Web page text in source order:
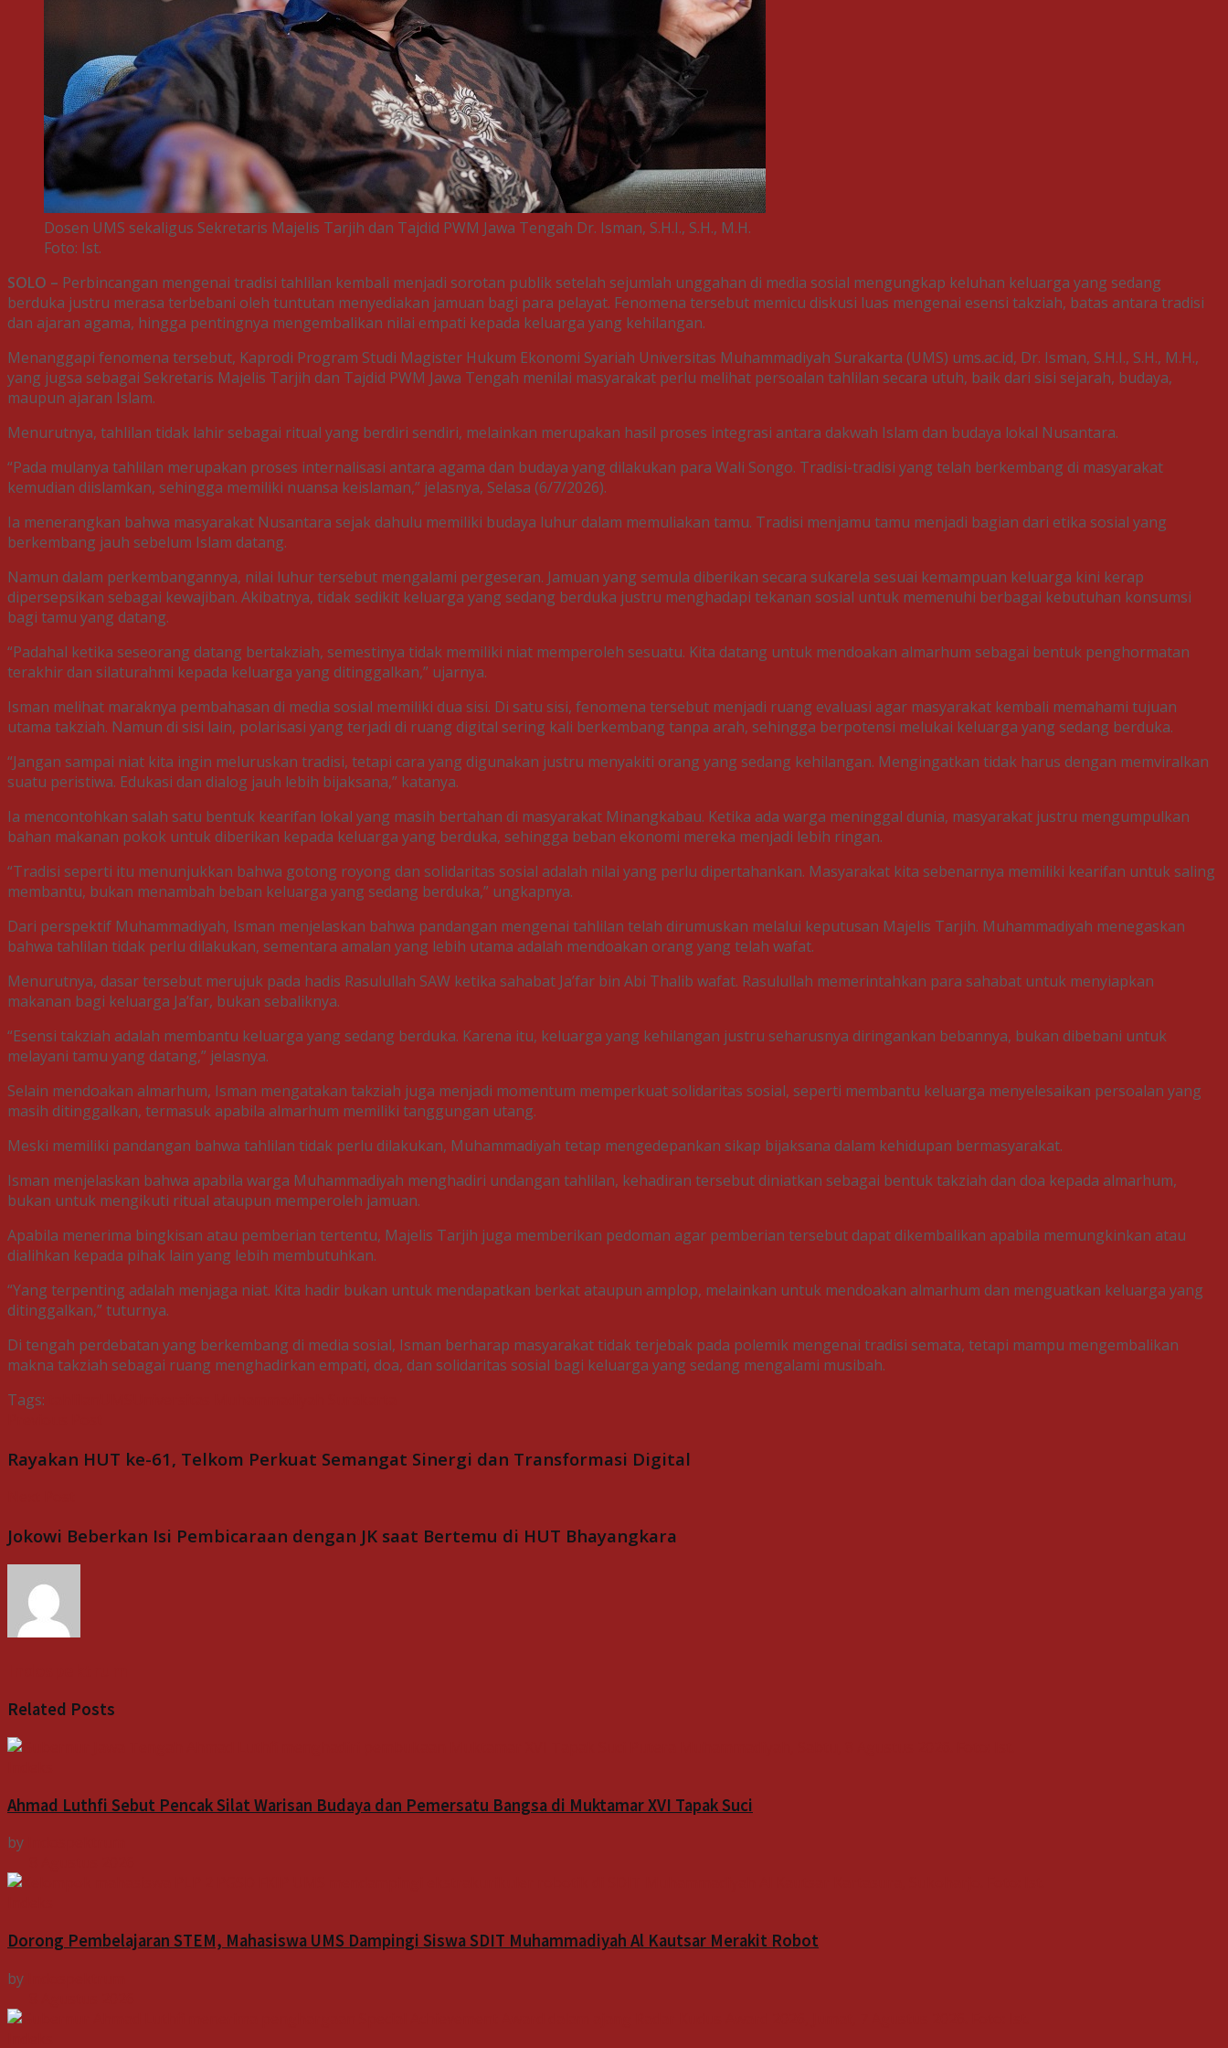
Dosen UMS sekaligus Sekretaris Majelis Tarjih dan Tajdid PWM Jawa Tengah Dr. Isman, S.H.I., S.H., M.H.
Foto: Ist.
SOLO – Perbincangan mengenai tradisi tahlilan kembali menjadi sorotan publik setelah sejumlah unggahan di media sosial mengungkap keluhan keluarga yang sedang
berduka justru merasa terbebani oleh tuntutan menyediakan jamuan bagi para pelayat. Fenomena tersebut memicu diskusi luas mengenai esensi takziah, batas antara tradisi
dan ajaran agama, hingga pentingnya mengembalikan nilai empati kepada keluarga yang kehilangan.
Menanggapi fenomena tersebut, Kaprodi Program Studi Magister Hukum Ekonomi Syariah Universitas Muhammadiyah Surakarta (UMS) ums.ac.id, Dr. Isman, S.H.I., S.H., M.H.,
yang jugsa sebagai Sekretaris Majelis Tarjih dan Tajdid PWM Jawa Tengah menilai masyarakat perlu melihat persoalan tahlilan secara utuh, baik dari sisi sejarah, budaya,
maupun ajaran Islam.
Menurutnya, tahlilan tidak lahir sebagai ritual yang berdiri sendiri, melainkan merupakan hasil proses integrasi antara dakwah Islam dan budaya lokal Nusantara.
“Pada mulanya tahlilan merupakan proses internalisasi antara agama dan budaya yang dilakukan para Wali Songo. Tradisi-tradisi yang telah berkembang di masyarakat
kemudian diislamkan, sehingga memiliki nuansa keislaman,” jelasnya, Selasa (6/7/2026).
Ia menerangkan bahwa masyarakat Nusantara sejak dahulu memiliki budaya luhur dalam memuliakan tamu. Tradisi menjamu tamu menjadi bagian dari etika sosial yang
berkembang jauh sebelum Islam datang.
Namun dalam perkembangannya, nilai luhur tersebut mengalami pergeseran. Jamuan yang semula diberikan secara sukarela sesuai kemampuan keluarga kini kerap
dipersepsikan sebagai kewajiban. Akibatnya, tidak sedikit keluarga yang sedang berduka justru menghadapi tekanan sosial untuk memenuhi berbagai kebutuhan konsumsi
bagi tamu yang datang.
“Padahal ketika seseorang datang bertakziah, semestinya tidak memiliki niat memperoleh sesuatu. Kita datang untuk mendoakan almarhum sebagai bentuk penghormatan
terakhir dan silaturahmi kepada keluarga yang ditinggalkan,” ujarnya.
Isman melihat maraknya pembahasan di media sosial memiliki dua sisi. Di satu sisi, fenomena tersebut menjadi ruang evaluasi agar masyarakat kembali memahami tujuan
utama takziah. Namun di sisi lain, polarisasi yang terjadi di ruang digital sering kali berkembang tanpa arah, sehingga berpotensi melukai keluarga yang sedang berduka.
“Jangan sampai niat kita ingin meluruskan tradisi, tetapi cara yang digunakan justru menyakiti orang yang sedang kehilangan. Mengingatkan tidak harus dengan memviralkan
suatu peristiwa. Edukasi dan dialog jauh lebih bijaksana,” katanya.
Ia mencontohkan salah satu bentuk kearifan lokal yang masih bertahan di masyarakat Minangkabau. Ketika ada warga meninggal dunia, masyarakat justru mengumpulkan
bahan makanan pokok untuk diberikan kepada keluarga yang berduka, sehingga beban ekonomi mereka menjadi lebih ringan.
“Tradisi seperti itu menunjukkan bahwa gotong royong dan solidaritas sosial adalah nilai yang perlu dipertahankan. Masyarakat kita sebenarnya memiliki kearifan untuk saling
membantu, bukan menambah beban keluarga yang sedang berduka,” ungkapnya.
Dari perspektif Muhammadiyah, Isman menjelaskan bahwa pandangan mengenai tahlilan telah dirumuskan melalui keputusan Majelis Tarjih. Muhammadiyah menegaskan
bahwa tahlilan tidak perlu dilakukan, sementara amalan yang lebih utama adalah mendoakan orang yang telah wafat.
Menurutnya, dasar tersebut merujuk pada hadis Rasulullah SAW ketika sahabat Ja’far bin Abi Thalib wafat. Rasulullah memerintahkan para sahabat untuk menyiapkan
makanan bagi keluarga Ja’far, bukan sebaliknya.
“Esensi takziah adalah membantu keluarga yang sedang berduka. Karena itu, keluarga yang kehilangan justru seharusnya diringankan bebannya, bukan dibebani untuk
melayani tamu yang datang,” jelasnya.
Selain mendoakan almarhum, Isman mengatakan takziah juga menjadi momentum memperkuat solidaritas sosial, seperti membantu keluarga menyelesaikan persoalan yang
masih ditinggalkan, termasuk apabila almarhum memiliki tanggungan utang.
Meski memiliki pandangan bahwa tahlilan tidak perlu dilakukan, Muhammadiyah tetap mengedepankan sikap bijaksana dalam kehidupan bermasyarakat.
Isman menjelaskan bahwa apabila warga Muhammadiyah menghadiri undangan tahlilan, kehadiran tersebut diniatkan sebagai bentuk takziah dan doa kepada almarhum,
bukan untuk mengikuti ritual ataupun memperoleh jamuan.
Apabila menerima bingkisan atau pemberian tertentu, Majelis Tarjih juga memberikan pedoman agar pemberian tersebut dapat dikembalikan apabila memungkinkan atau
dialihkan kepada pihak lain yang lebih membutuhkan.
“Yang terpenting adalah menjaga niat. Kita hadir bukan untuk mendapatkan berkat ataupun amplop, melainkan untuk mendoakan almarhum dan menguatkan keluarga yang
ditinggalkan,” tuturnya.
Di tengah perdebatan yang berkembang di media sosial, Isman berharap masyarakat tidak terjebak pada polemik mengenai tradisi semata, tetapi mampu mengembalikan
makna takziah sebagai ruang menghadirkan empati, doa, dan solidaritas sosial bagi keluarga yang sedang mengalami musibah.
Tags:
Rayakan HUT ke-61, Telkom Perkuat Semangat Sinergi dan Transformasi Digital
Jokowi Beberkan Isi Pembicaraan dengan JK saat Bertemu di HUT Bhayangkara
Related Posts
Ahmad Luthfi Sebut Pencak Silat Warisan Budaya dan Pemersatu Bangsa di Muktamar XVI Tapak Suci
by
Dorong Pembelajaran STEM, Mahasiswa UMS Dampingi Siswa SDIT Muhammadiyah Al Kautsar Merakit Robot
by